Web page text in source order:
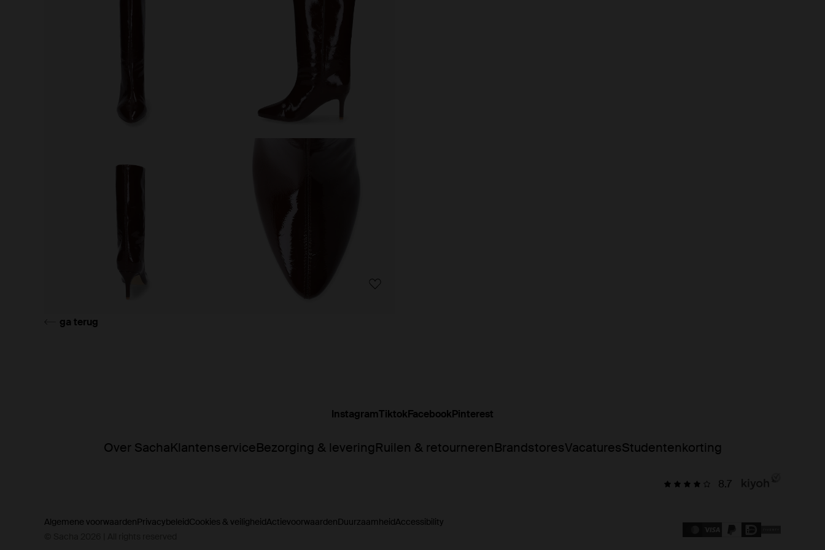
ga terug
Over SachaKlantenserviceBezorging & leveringRuilen & retournerenBrandstoresVacaturesStudentenkorting
InstagramTiktokFacebookPinterest
8.7
Algemene voorwaardenPrivacybeleidCookies & veiligheidActievoorwaardenDuurzaamheidAccessibility